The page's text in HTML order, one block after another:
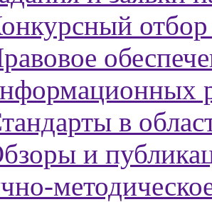
в
и